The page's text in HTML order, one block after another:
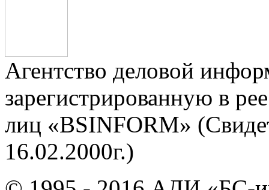
Агентство деловой
зарегистрированную в
лиц «BSINFORM»
16.02.2000г.)